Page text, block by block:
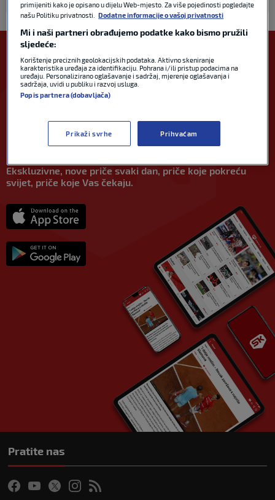
APLIKACIJU
NA SVOJ UREĐAJ
Ekskluzivne, nove priče svaki dan, priče koje pokreću
svijet, priče koje Vas čekaju.
Pratite nas
primijeniti kako je opisano u dijelu Web-mjesto. Za više pojedinosti pogledajte
našu Politiku privatnosti.
Dodatne informacije o vašoj privatnosti
Mi i naši partneri obrađujemo podatke kako bismo pružili
sljedeće:
Korištenje preciznih geolokacijskih podataka. Aktivno skeniranje
karakteristika uređaja za identifikaciju. Pohrana i/ili pristup podacima na
uređaju. Personalizirano oglašavanje i sadržaj, mjerenje oglašavanja i
sadržaja, uvidi u publiku i razvoj usluga.
Popis partnera (dobavljača)
Prikaži svrhe Prihvaćam